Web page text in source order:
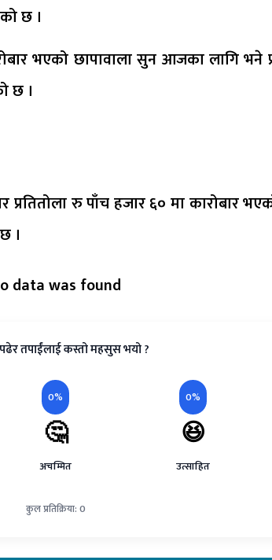
छ ।
भएको छापावाला सुन आजका लागि भने
छ ।
रु पाँच हजार ६० मा कारोबार
।
data was found
तपाईंलाई कस्तो महसुस भयो ?
0%
🤔
अचम्मित
0%
😆
उत्साहित
कुल प्रतिक्रिया: 0